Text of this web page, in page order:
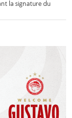
la signature du